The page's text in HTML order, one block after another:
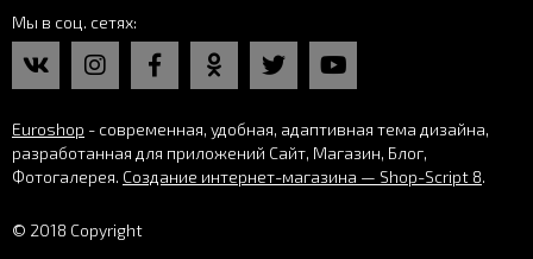
Мы в соц. сетях
Euroshop - современная, удобная, адаптивная тема дизайна,
разработанная для приложений Сайт, Магазин, Блог,
Фотогалерея. Создание интернет-магазина — Shop-Script 8.
© 2018 Copyright